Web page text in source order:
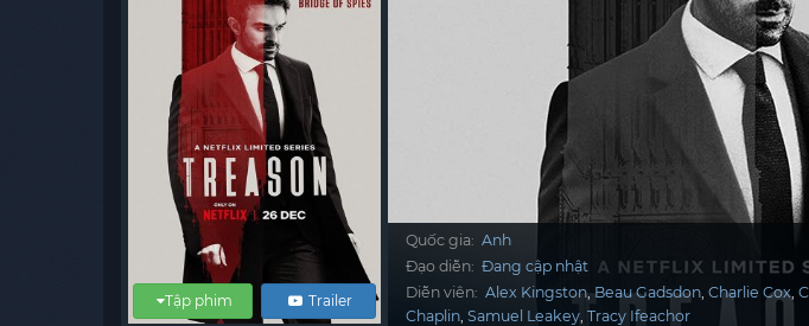
Trailer
Tập phim
Quốc gia: Anh
Đạo diễn: Đang cập nhật
Diễn viên: Alex Kingston Beau Gadsdon Charlie Cox
Chaplin Samuel Leakey Tracy Ifeachor